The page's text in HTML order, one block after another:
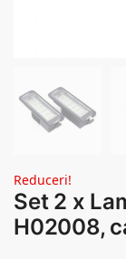
Reduceri!
Set 2 x
H02008,